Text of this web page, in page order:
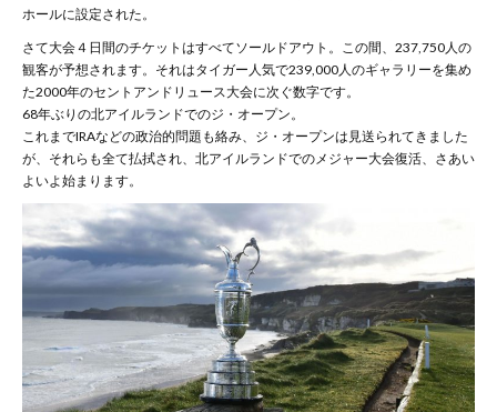
ホールに設定された。
さて大会４日間のチケットはすべてソールドアウト。この間、237,750人の
観客が予想されます。それはタイガー人気で239,000人のギャラリーを集め
た2000年のセントアンドリュース大会に次ぐ数字です。
68年ぶりの北アイルランドでのジ・オープン。
これまでIRAなどの政治的問題も絡み、ジ・オープンは見送られてきました
が、それらも全て払拭され、北アイルランドでのメジャー大会復活、さあい
よいよ始まります。